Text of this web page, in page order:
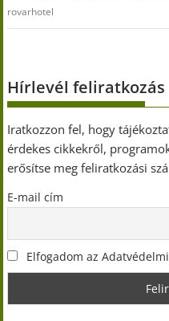
rovarhotel
Hírlevél feliratkozás
Iratkozzon fel, hogy
érdekes cikkekről,
erősítse meg feliratkozási
E-mail cím
Elfogadom az